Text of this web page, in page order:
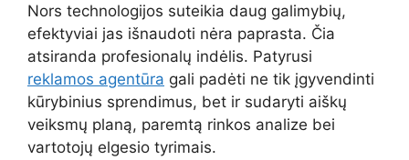
Nors technologijos suteikia daug galimybių,
efektyviai jas išnaudoti nėra paprasta. Čia
atsiranda profesionalų indėlis. Patyrusi
reklamos agentūra gali padėti ne tik įgyvendinti
kūrybinius sprendimus, bet ir sudaryti aiškų
veiksmų planą, paremtą rinkos analize bei
vartotojų elgesio tyrimais.